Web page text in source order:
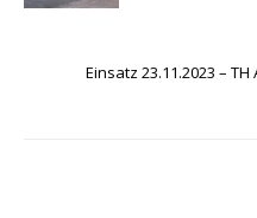
Einsatz 23.11.2023 –